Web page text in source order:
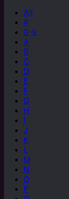
All
#
0-9
A
B
C
D
E
F
G
H
I
J
K
L
M
N
O
P